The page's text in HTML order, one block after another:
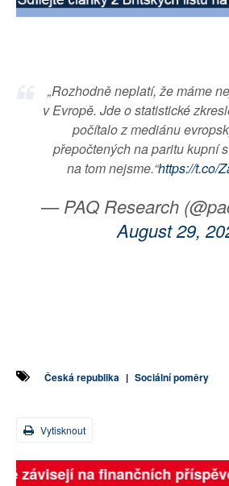
SOCIÁLNÍ SÍTĚ
PLNÁ VERZE STRÁNEK
„Rozhodně neplatí, že máme
v Evropě. Jde o statistické
počítalo z mediánu
přepočtených na paritu kupní
na tom nejsme.“https://t.co/
— PAQ Research
August 29,
Česká republika | Sociální poměry
Vytisknout
závisejí na finančních